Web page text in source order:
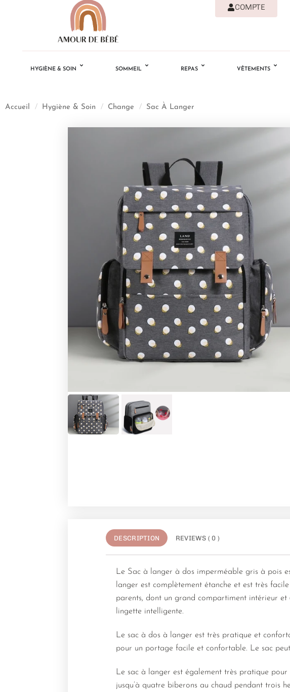
COMPTE
HYGIÈNE & SOIN SOMMEIL REPAS VÊTEMENTS
Accueil / Hygiène & Soin / Change / Sac À Langer
DESCRIPTION REVIEWS ( 0 )
Le Sac à langer à dos imperméable gris à pois
langer est complètement étanche et est très
parents, dont un grand compartiment intérieur et
lingette intelligente.
Le sac à dos à langer est très pratique et
pour un portage facile et confortable. Le sac
Le sac à langer est également très pratique
jusqu’à quatre biberons au chaud pendant trois